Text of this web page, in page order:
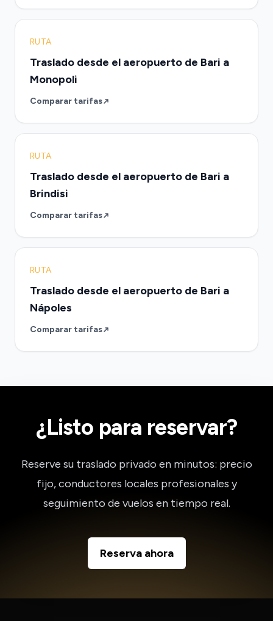
RUTA
Traslado desde el aeropuerto de Bari a
Monopoli
Comparar tarifas
RUTA
Traslado desde el aeropuerto de Bari a
Brindisi
Comparar tarifas
RUTA
Traslado desde el aeropuerto de Bari a
Nápoles
Comparar tarifas
¿Listo para reservar?
Reserve su traslado privado en minutos: precio
fijo, conductores locales profesionales y
seguimiento de vuelos en tiempo real.
Reserva ahora